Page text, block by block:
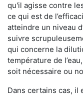
qu'il agisse contre
ce qui est de
atteindre un niveau
suivre
qui concerne la
température de
soit nécessaire ou
Dans certains cas, il